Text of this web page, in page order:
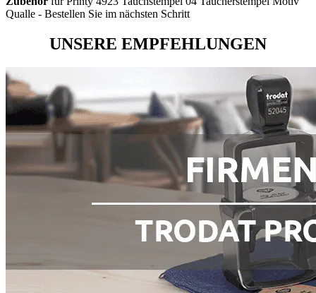
Qualle - Bestellen Sie im nächsten Schritt
UNSERE EMPFEHLUNGEN